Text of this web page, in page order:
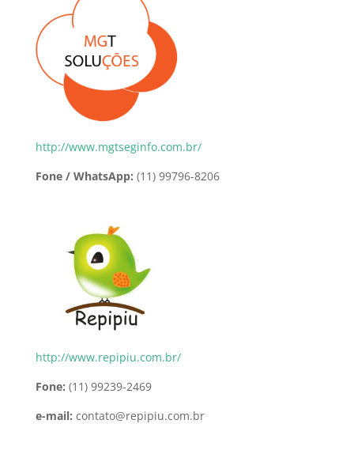
http://www.mgtseginfo.com.br/
Fone / WhatsApp: (11) 99796-8206
http://www.repipiu.com.br/
Fone: (11) 99239-2469
e-mail: contato@repipiu.com.br